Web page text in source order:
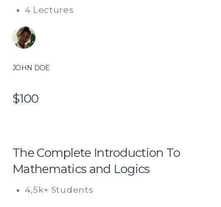
4 Lectures
JOHN DOE
$100
The Complete Introduction To
Mathematics and Logics
4,5k+ Students